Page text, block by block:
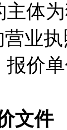
主体
业
报价
文件